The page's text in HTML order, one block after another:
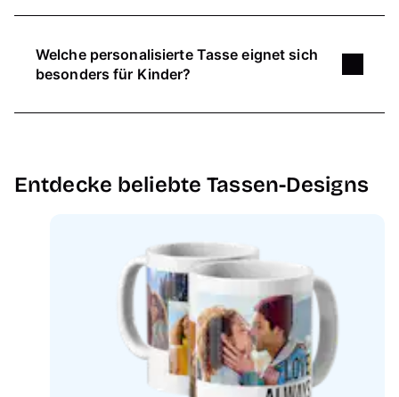
Die günstigste Fototasse bei Pixum ist die Tasse
Vorlage 12,99 €. Die Zaubertasse, die
Porzellantasse und den XL Kaffeebecher erhältst
du ab 21,99 €.
Welche personalisierte Tasse eignet sich
besonders für Kinder?
Die Emaille-Tasse ist besonders robust und
Entdecke beliebte Tassen-Designs